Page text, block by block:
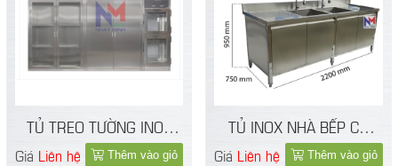
TỦ TREO TƯỜNG INOX
304
Giá Liên hệ Thêm vào giỏ
TỦ INOX NHÀ BẾP CÓ
BỒN RỬA 304
Giá Liên hệ Thêm vào giỏ